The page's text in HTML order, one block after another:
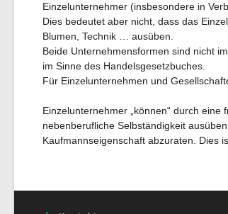
Einzelunternehmer (insbesondere in
Dies bedeutet aber nicht, dass das
Blumen, Technik … ausüben.
Beide Unternehmensformen sind nicht
im Sinne des Handelsgesetzbuches.
Für Einzelunternehmen und
Einzelunternehmer „können“ durch
nebenberufliche Selbständigkeit
Kaufmannseigenschaft abzuraten. Dies